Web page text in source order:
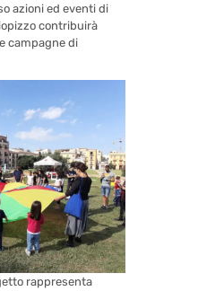
azioni ed eventi di
contribuirà
campagne di
rappresenta